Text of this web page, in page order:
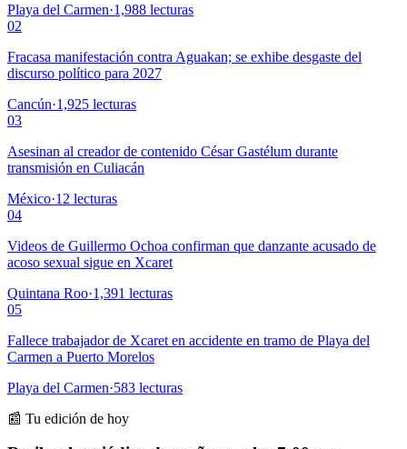
Playa del Carmen·1,988 lecturas
02
Fracasa manifestación contra Aguakan; se exhibe desgaste del
discurso político para 2027
Cancún·1,925 lecturas
03
Asesinan al creador de contenido César Gastélum durante
transmisión en Culiacán
México·12 lecturas
04
Videos de Guillermo Ochoa confirman que danzante acusado de
acoso sexual sigue en Xcaret
Quintana Roo·1,391 lecturas
05
Fallece trabajador de Xcaret en accidente en tramo de Playa del
Carmen a Puerto Morelos
Playa del Carmen·583 lecturas
📰 Tu edición de hoy